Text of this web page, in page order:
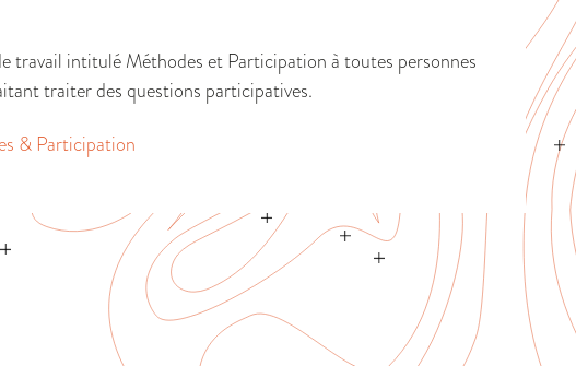
travail intitulé Méthodes et Participation à toutes personnes
traiter des questions participatives.
& Participation